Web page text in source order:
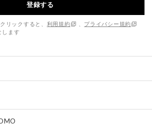
登録する
リックすると、 利用規約
プライバシー規約
します